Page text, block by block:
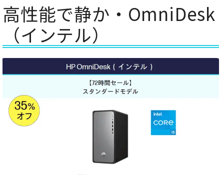
高性能で静か・OmniDesk
（インテル）